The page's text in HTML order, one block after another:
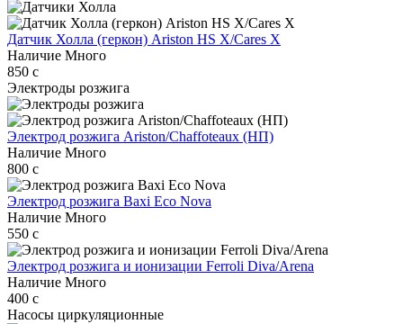
Датчик Холла (геркон) Ariston HS X/Cares X
Наличие Много
850 c
Электроды розжига
Электрод розжига Ariston/Chaffoteaux (НП)
Наличие Много
800 c
Электрод розжига Baxi Eco Nova
Наличие Много
550 c
Электрод розжига и ионизации Ferroli Diva/Arena
Наличие Много
400 c
Насосы циркуляционные